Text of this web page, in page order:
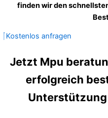
finden wir den
Kostenlos anfragen
Jetzt Mpu
erfolgreich
Unterstützung